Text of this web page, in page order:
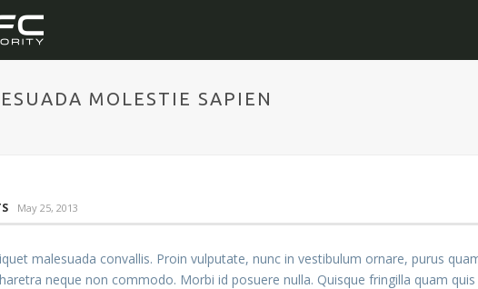
MOLESTIE SAPIEN
May 25, 2013
malesuada convallis. Proin vulputate, nunc in vestibulum ornare, purus
neque non commodo. Morbi id posuere nulla. Quisque fringilla quam